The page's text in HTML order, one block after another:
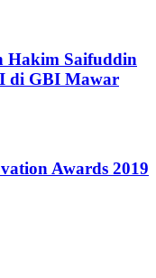
Hakim Saifuddin
di GBI Mawar
Awards 2019